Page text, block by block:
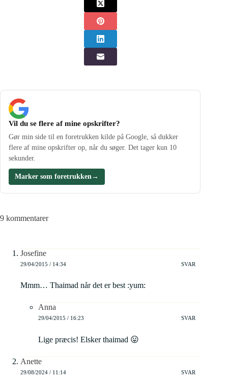
Vil du se flere af mine opskrifter?
Gør min side til en foretrukken kilde på Google, så dukker
flere af mine opskrifter op, når du søger. Det tager kun 10
sekunder.
Marker som foretrukken →
9 kommentarer
Josefine
29/04/2015 / 14:34 SVAR
Mmm… Thaimad når det er best :yum:
Anna
29/04/2015 / 16:23 SVAR
Lige præcis! Elsker thaimad 😛
Anette
29/08/2024 / 11:14 SVAR